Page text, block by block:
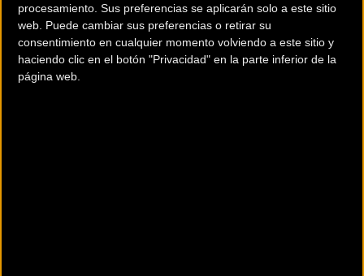
procesamiento. Sus preferencias se aplicarán solo a este sitio
web. Puede cambiar sus preferencias o retirar su
consentimiento en cualquier momento volviendo a este sitio y
haciendo clic en el botón "Privacidad" en la parte inferior de la
página web.
Motul ha desarrollado dos limpiadores que ofrecen
soluciones efectivas para la limpieza y la protección de los
cuadros, garantizando un rendimiento óptimo y una
apariencia impecable.